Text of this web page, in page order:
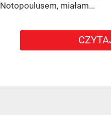
Notopoulusem, miałam...